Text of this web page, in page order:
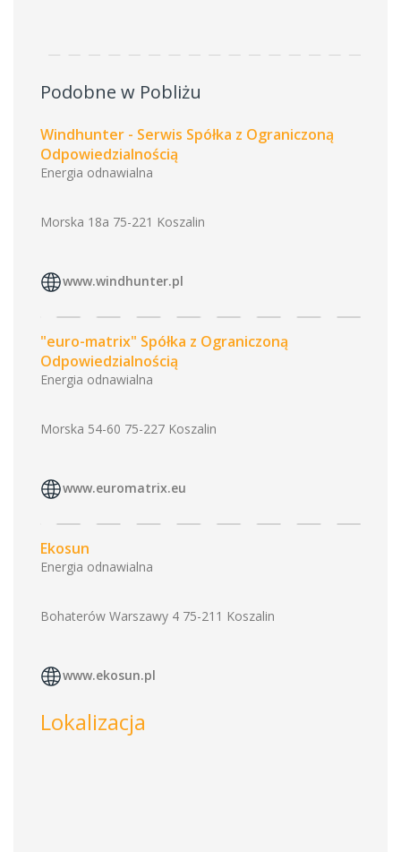
Podobne w Pobliżu
Windhunter - Serwis Spółka z Ograniczoną
Odpowiedzialnością
Energia odnawialna
Morska 18a 75-221 Koszalin
www.windhunter.pl
"euro-matrix" Spółka z Ograniczoną
Odpowiedzialnością
Energia odnawialna
Morska 54-60 75-227 Koszalin
www.euromatrix.eu
Ekosun
Energia odnawialna
Bohaterów Warszawy 4 75-211 Koszalin
www.ekosun.pl
Lokalizacja